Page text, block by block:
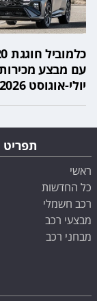
עם מבצע
יולי-אוגוסט 2026
תפריט
ראשי
כל החדשות
רכב חשמלי
מבצעי רכב
מבחני רכב